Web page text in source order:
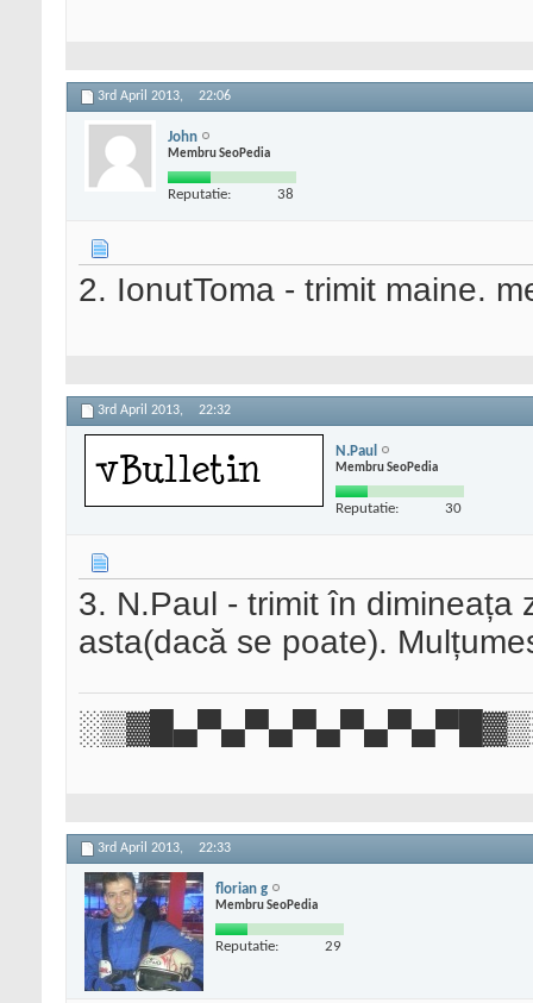
3rd April 2013, 22:06
John
Membru SeoPedia
Reputatie: 38
2. IonutToma - trimit maine.
3rd April 2013, 22:32
N.Paul
Membru SeoPedia
Reputatie: 30
3. N.Paul - trimit în dimineața
asta(dacă se poate).
3rd April 2013, 22:33
florian g
Membru SeoPedia
Reputatie: 29